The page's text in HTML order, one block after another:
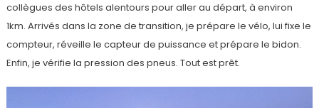
collègues des hôtels alentours pour aller au départ, à environ
1km. Arrivés dans la zone de transition, je prépare le vélo, lui fixe le
compteur, réveille le capteur de puissance et prépare le bidon.
Enfin, je vérifie la pression des pneus. Tout est prêt.